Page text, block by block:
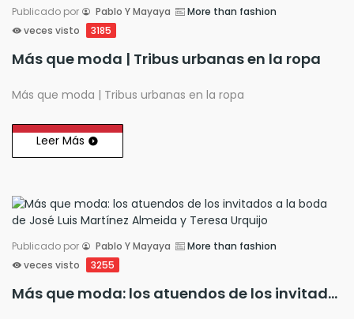
Publicado por Pablo Y Mayaya
More than fashion
veces visto
3185
Más que moda | Tribus urbanas en la ropa
Más que moda | Tribus urbanas en la ropa
Leer Más
Publicado por Pablo Y Mayaya
More than fashion
veces visto
3255
Más que moda: los atuendos de los invitados a la boda de José Luis Martínez Almeida y Teresa Urquijo